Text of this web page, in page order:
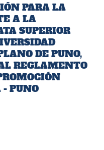
PARA LA
A LA
SUPERIOR
DE PUNO,
REGLAMENTO
- PUNO